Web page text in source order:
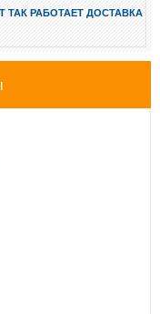
ТАК РАБОТАЕТ ДОСТАВКА